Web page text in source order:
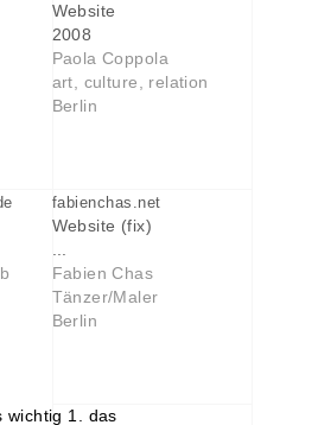
Website
2008
Paola Coppola
art, culture, relation
Berlin
fabienchas.net
Website (fix)
Fabien Chas
Tänzer/Maler
Berlin
wichtig 1. das